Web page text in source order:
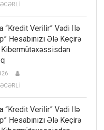
“kredit Verilir” Vədi Ilə
Hesabınızı Ələ Keçirə
“kredit Verilir” Vədi Ilə
Hesabınızı Ələ Keçirə